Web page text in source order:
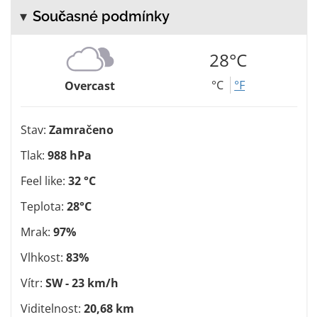
Současné podmínky
Overcast
28°C
°C °F
Stav: Zamračeno
Tlak: 988 hPa
Feel like: 32 °C
Teplota: 28°C
Mrak: 97%
Vlhkost: 83%
Vítr: SW - 23 km/h
Viditelnost: 20,68 km